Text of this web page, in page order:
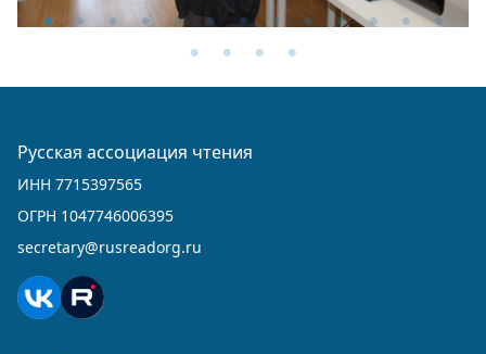
Русская ассоциация чтения
ИНН 7715397565
ОГРН 1047746006395
secretary@rusreadorg.ru